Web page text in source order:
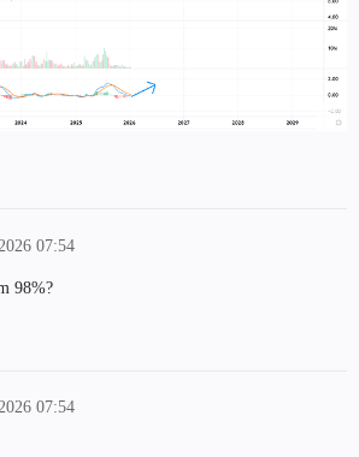
07:54
98%?
07:54